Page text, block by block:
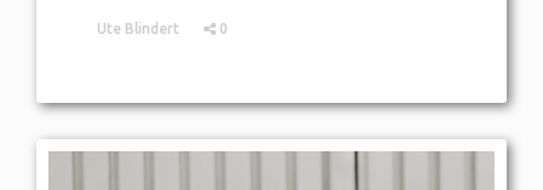
Ute Blindert 0